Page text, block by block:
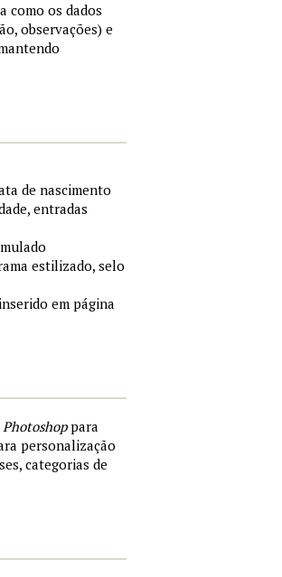
como os dados
observações) e
de nascimento
entradas
estilizado, selo
em página
para
personalização
categorias de